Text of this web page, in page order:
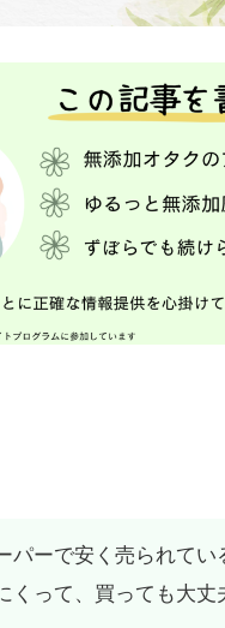
パーで安く売られてい
くって、買っても大丈